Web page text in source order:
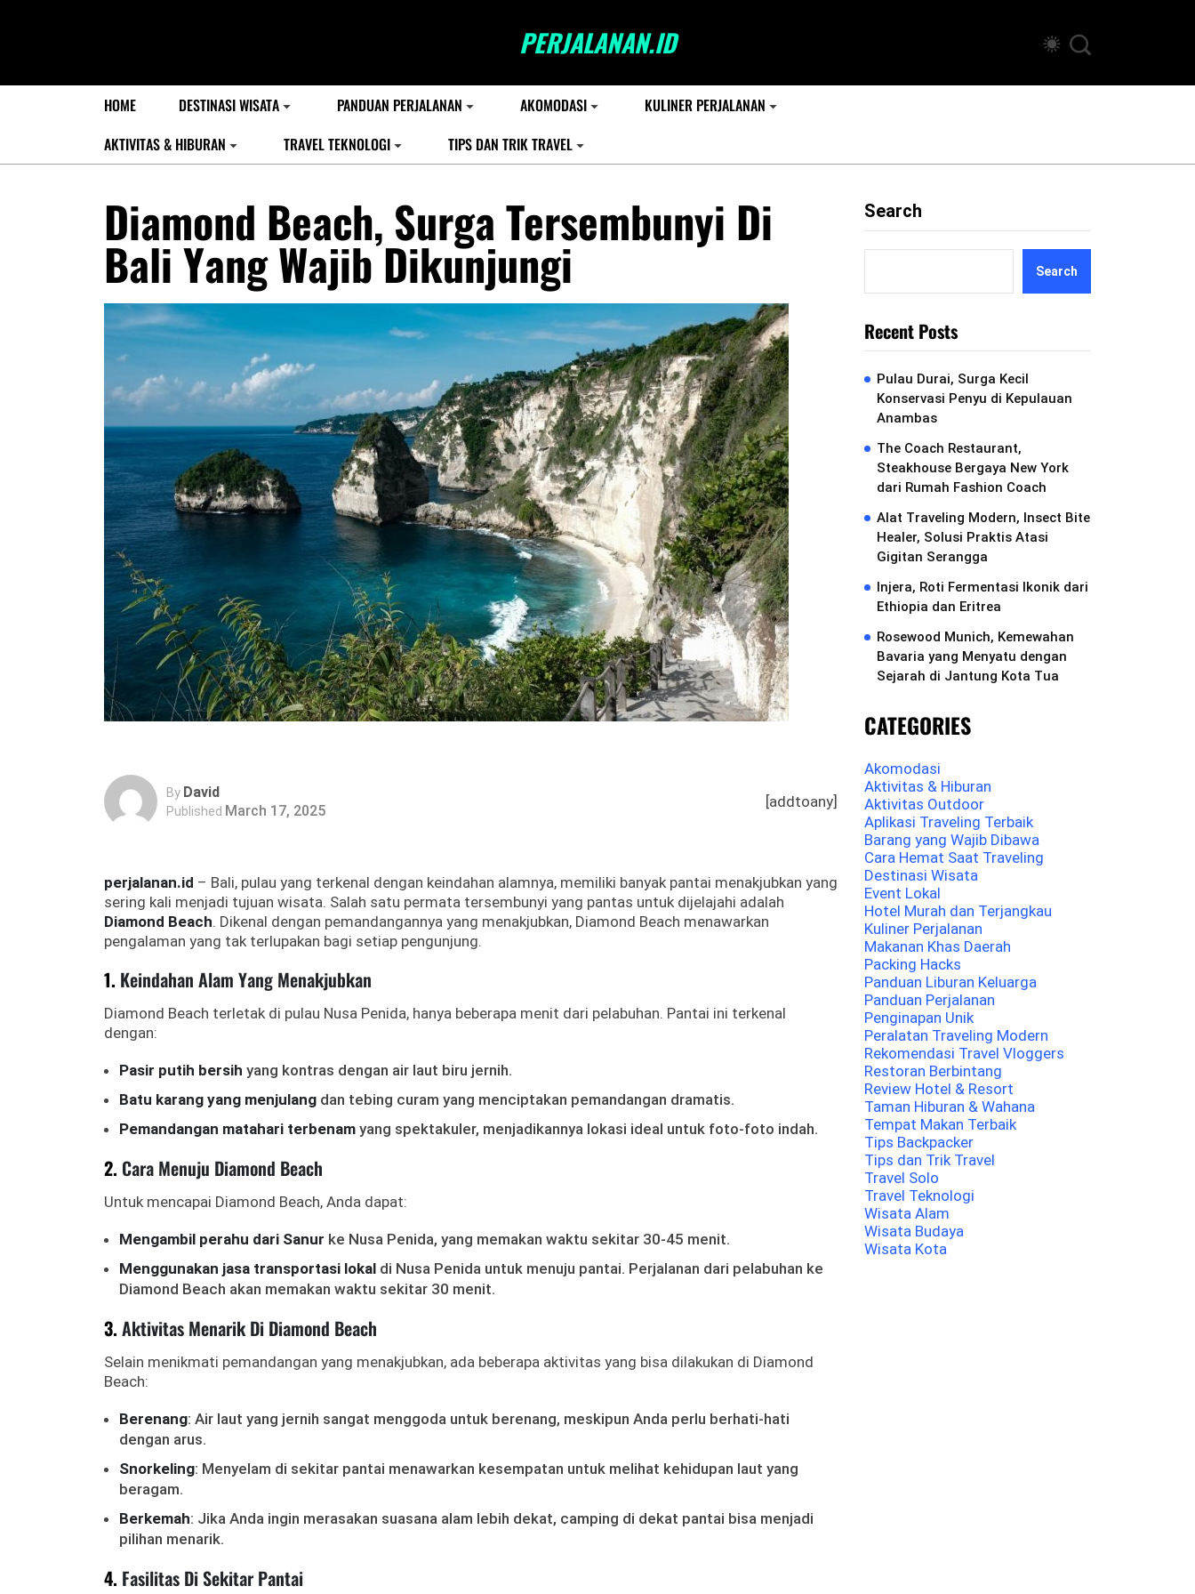
PERJALANAN.ID
HOME DESTINASI WISATA PANDUAN PERJALANAN AKOMODASI
KULINER PERJALANAN
AKTIVITAS & HIBURAN
TRAVEL TEKNOLOGI TIPS DAN TRIK TRAVEL
Diamond Beach, Surga Tersembunyi Di
Bali Yang Wajib Dikunjungi
By David
Published March 17, 2025 [addtoany]
perjalanan.id – Bali, pulau yang terkenal dengan keindahan alamnya, memiliki banyak pantai menakjubkan yang
sering kali menjadi tujuan wisata. Salah satu permata tersembunyi yang pantas untuk dijelajahi adalah
Diamond Beach. Dikenal dengan pemandangannya yang menakjubkan, Diamond Beach menawarkan
pengalaman yang tak terlupakan bagi setiap pengunjung.
1. Keindahan Alam Yang Menakjubkan
Diamond Beach terletak di pulau Nusa Penida, hanya beberapa menit dari pelabuhan. Pantai ini terkenal
dengan:
Pasir putih bersih yang kontras dengan air laut biru jernih.
Batu karang yang menjulang dan tebing curam yang menciptakan pemandangan dramatis.
Pemandangan matahari terbenam yang spektakuler, menjadikannya lokasi ideal untuk foto-foto indah.
2. Cara Menuju Diamond Beach
Untuk mencapai Diamond Beach, Anda dapat:
Mengambil perahu dari Sanur ke Nusa Penida, yang memakan waktu sekitar 30-45 menit.
Menggunakan jasa transportasi lokal di Nusa Penida untuk menuju pantai. Perjalanan dari pelabuhan ke
Diamond Beach akan memakan waktu sekitar 30 menit.
3. Aktivitas Menarik Di Diamond Beach
Selain menikmati pemandangan yang menakjubkan, ada beberapa aktivitas yang bisa dilakukan di Diamond
Beach:
Berenang: Air laut yang jernih sangat menggoda untuk berenang, meskipun Anda perlu berhati-hati
dengan arus.
Snorkeling: Menyelam di sekitar pantai menawarkan kesempatan untuk melihat kehidupan laut yang
beragam.
Berkemah: Jika Anda ingin merasakan suasana alam lebih dekat, camping di dekat pantai bisa menjadi
pilihan menarik.
4. Fasilitas Di Sekitar Pantai
Search
Search
Recent Posts
Pulau Durai, Surga Kecil
Konservasi Penyu di Kepulauan
Anambas
The Coach Restaurant,
Steakhouse Bergaya New York
dari Rumah Fashion Coach
Alat Traveling Modern, Insect Bite
Healer, Solusi Praktis Atasi
Gigitan Serangga
Injera, Roti Fermentasi Ikonik dari
Ethiopia dan Eritrea
Rosewood Munich, Kemewahan
Bavaria yang Menyatu dengan
Sejarah di Jantung Kota Tua
CATEGORIES
Akomodasi
Aktivitas & Hiburan
Aktivitas Outdoor
Aplikasi Traveling Terbaik
Barang yang Wajib Dibawa
Cara Hemat Saat Traveling
Destinasi Wisata
Event Lokal
Hotel Murah dan Terjangkau
Kuliner Perjalanan
Makanan Khas Daerah
Packing Hacks
Panduan Liburan Keluarga
Panduan Perjalanan
Penginapan Unik
Peralatan Traveling Modern
Rekomendasi Travel Vloggers
Restoran Berbintang
Review Hotel & Resort
Taman Hiburan & Wahana
Tempat Makan Terbaik
Tips Backpacker
Tips dan Trik Travel
Travel Solo
Travel Teknologi
Wisata Alam
Wisata Budaya
Wisata Kota